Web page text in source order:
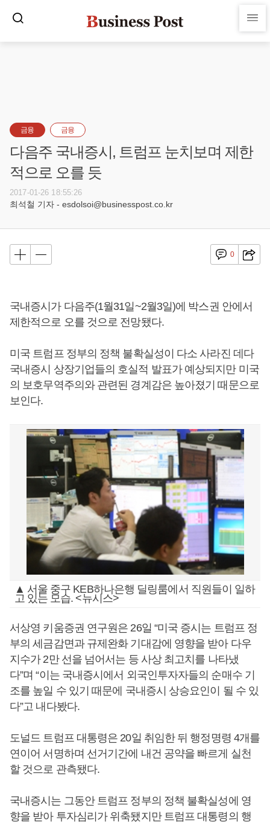
금융 금융
다음주 국내증시, 트럼프 눈치보며 제한
적으로 오를 듯
2017-01-26 18:55:26
최석철 기자 - esdolsoi@businesspost.co.kr
0
국내증시가 다음주(1월31일~2월3일)에 박스권 안에서
제한적으로 오를 것으로 전망됐다.
미국 트럼프 정부의 정책 불확실성이 다소 사라진 데다
국내증시 상장기업들의 호실적 발표가 예상되지만 미국
의 보호무역주의와 관련된 경계감은 높아졌기 때문으로
보인다.
▲ 서울 중구 KEB하나은행 딜링룸에서 직원들이 일하
고 있는 모습. <뉴시스>
서상영 키움증권 연구원은 26일 “미국 증시는 트럼프 정
부의 세금감면과 규제완화 기대감에 영향을 받아 다우
지수가 2만 선을 넘어서는 등 사상 최고치를 나타냈
다”며 “이는 국내증시에서 외국인투자자들의 순매수 기
조를 높일 수 있기 때문에 국내증시 상승요인이 될 수 있
다”고 내다봤다.
도널드 트럼프 대통령은 20일 취임한 뒤 행정명령 4개를
연이어 서명하며 선거기간에 내건 공약을 빠르게 실천
할 것으로 관측됐다.
국내증시는 그동안 트럼프 정부의 정책 불확실성에 영
향을 받아 투자심리가 위축됐지만 트럼프 대통령의 행